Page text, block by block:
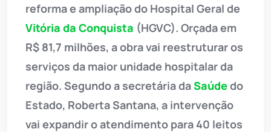
reforma e ampliação do Hospital Geral de
Vitória da Conquista (HGVC). Orçada em
R$ 81,7 milhões, a obra vai reestruturar os
serviços da maior unidade hospitalar da
região. Segundo a secretária daSaúdedo
Estado, Roberta Santana, a intervenção
vai expandir o atendimento para 40 leitos